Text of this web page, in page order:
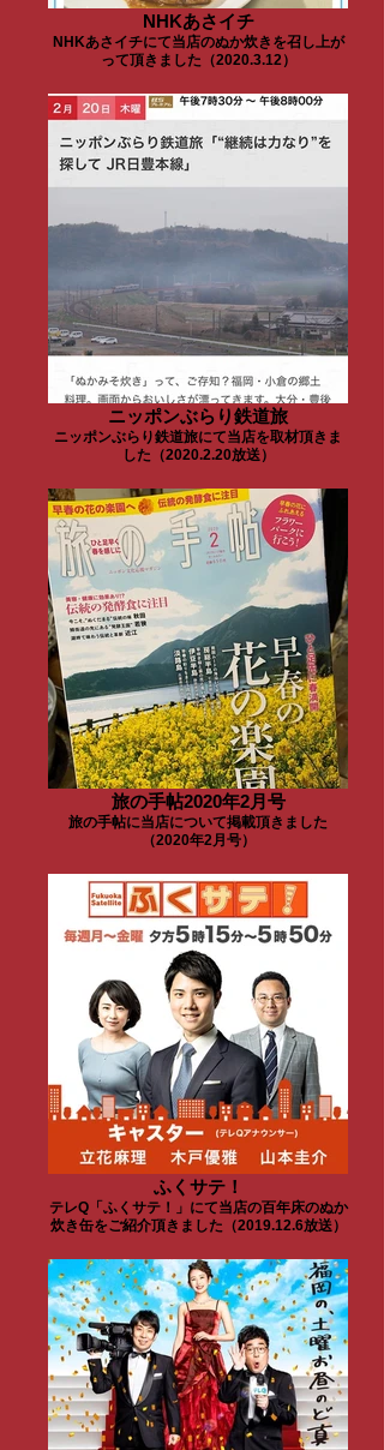
NHKあさイチ
NHKあさイチにて当店のぬか炊きを召し上が
って頂きました（2020.3.12）
ニッポンぶらり鉄道旅
ニッポンぶらり鉄道旅にて当店を取材頂きま
した（2020.2.20放送）
旅の手帖2020年2月号
旅の手帖に当店について掲載頂きました
（2020年2月号）
ふくサテ！
テレQ「ふくサテ！」にて当店の百年床のぬか
炊き缶をご紹介頂きました（2019.12.6放送）